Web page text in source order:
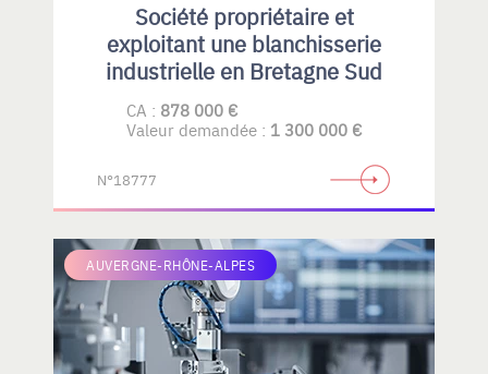
Société propriétaire et
exploitant une blanchisserie
industrielle en Bretagne Sud
CA : 878 000 €
Valeur demandée : 1 300 000 €
N°18777
AUVERGNE-RHÔNE-ALPES